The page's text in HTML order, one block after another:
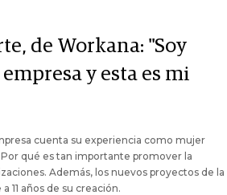
de Workana: "Soy
y esta es mi
cuenta su experiencia como mujer
qué es tan importante promover la
Además, los nuevos proyectos de la
11 años de su creación.